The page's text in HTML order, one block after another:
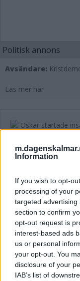
Information
If you wish to opt-
processing of your
targeted
section to confirm
opt-out request is
interest-based ads
us or personal
your opt-out. You
disclosure of your
IAB’s list of
Politisk annons
Avsändare:
Läs mer här
Oskar
miljonen
NYHETER 05 juli 2026
SENASTE